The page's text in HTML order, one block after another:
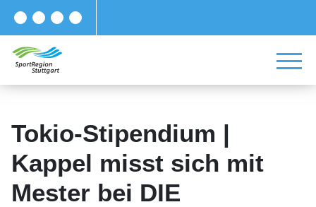
Tokio-Stipendium |
Kappel misst sich mit
Mester bei DIE